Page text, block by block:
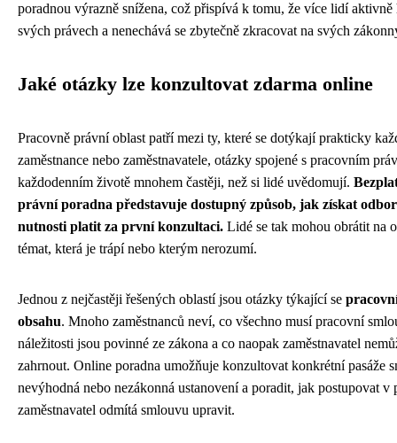
poradnou výrazně snížena, což přispívá k tomu, že více lidí aktivně
svých právech a nenechává se zbytečně zkracovat na svých
Jaké otázky lze konzultovat zdarma online
Pracovně právní oblast patří mezi ty, které se dotýkají prakticky
zaměstnance nebo zaměstnavatele, otázky spojené s pracovním
každodenním životě mnohem častěji, než si lidé uvědomují.
právní poradna představuje dostupný způsob, jak získat
nutnosti platit za první konzultaci. Lidé se tak mohou obrátit na
témat, která je trápí nebo kterým nerozumí.
Jednou z nejčastěji řešených oblastí jsou otázky týkající se
obsahu. Mnoho zaměstnanců neví, co všechno musí pracovní
náležitosti jsou povinné ze zákona a co naopak zaměstnavatel
zahrnout. Online poradna umožňuje konzultovat konkrétní pasáže
nevýhodná nebo nezákonná ustanovení a poradit, jak postupovat v
zaměstnavatel odmítá smlouvu upravit.